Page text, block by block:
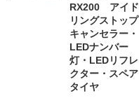
RX200 アイド
リングストップ
キャンセラー・
LEDナンバー
灯・LEDリフレ
クター・スペア
タイヤ